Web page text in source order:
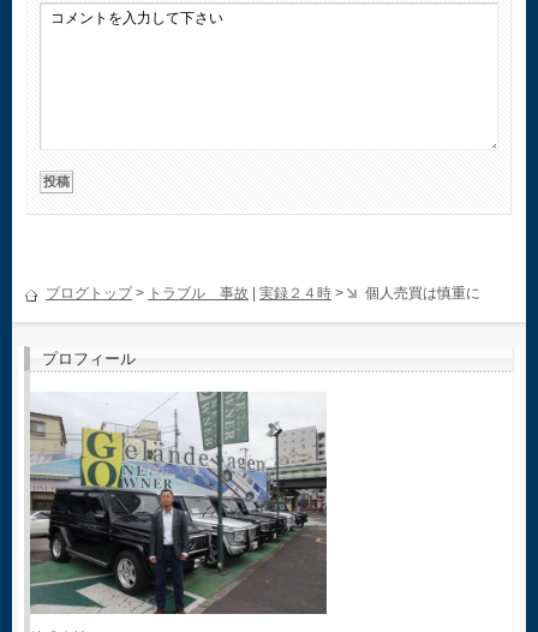
ブログトップ> トラブル 事故 実録２４時 > 個人売買は慎重に
プロフィール